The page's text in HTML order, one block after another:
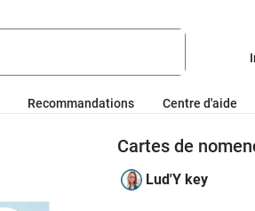
Recommandations Centre d'aide
Cartes de
Lud'Y key